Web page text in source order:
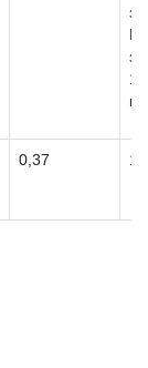
з
за
0,37